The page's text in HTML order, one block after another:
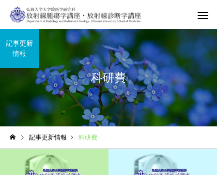
科研費
記事更新
情報
記事更新情報 科研費